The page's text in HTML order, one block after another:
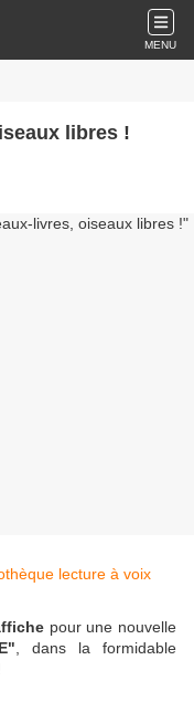
MENU
libres !
pour une nouvelle
, dans la formidable